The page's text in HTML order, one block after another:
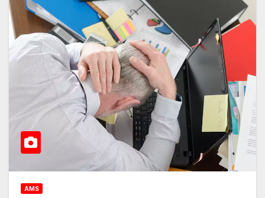
AMS